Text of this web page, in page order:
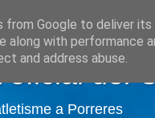
oficial del
a Porreres
from Google to deliver
along with performance
and address abuse.